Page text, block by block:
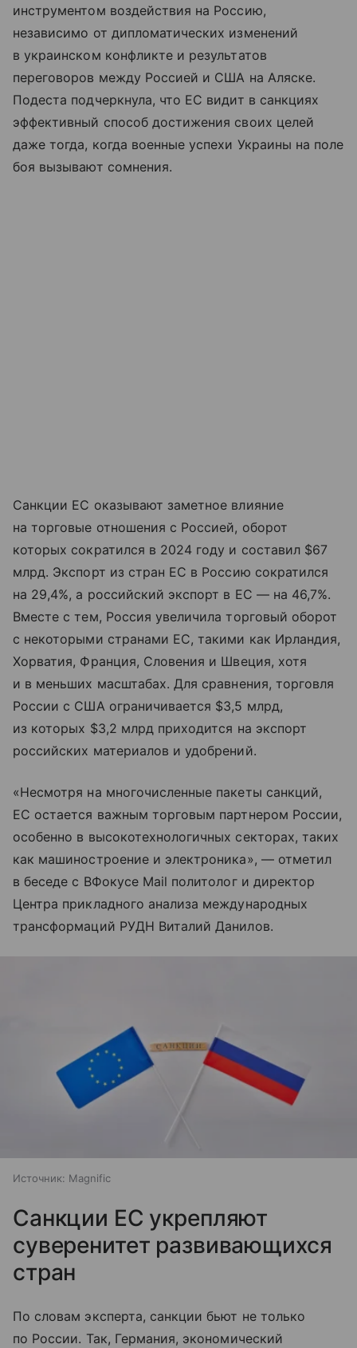
инструментом воздействия на Россию,
независимо от дипломатических изменений
в украинском конфликте и результатов
переговоров между Россией и США на Аляске.
Подеста подчеркнула, что ЕС видит в санкциях
эффективный способ достижения своих целей
даже тогда, когда военные успехи Украины на поле
боя вызывают сомнения.
Санкции ЕС оказывают заметное влияние
на торговые отношения с Россией, оборот
которых сократился в 2024 году и составил $67
млрд. Экспорт из стран ЕС в Россию сократился
на 29,4%, а российский экспорт в ЕС — на 46,7%.
Вместе с тем, Россия увеличила торговый оборот
с некоторыми странами ЕС, такими как Ирландия,
Хорватия, Франция, Словения и Швеция, хотя
и в меньших масштабах. Для сравнения, торговля
России с США ограничивается $3,5 млрд,
из которых $3,2 млрд приходится на экспорт
российских материалов и удобрений.
«Несмотря на многочисленные пакеты санкций,
ЕС остается важным торговым партнером России,
особенно в высокотехнологичных секторах, таких
как машиностроение и электроника», — отметил
в беседе с ВФокусе Mail политолог и директор
Центра прикладного анализа международных
трансформаций РУДН Виталий Данилов.
Источник: Magnific
Санкции ЕС укрепляют
суверенитет развивающихся
стран
По словам эксперта, санкции бьют не только
по России. Так, Германия, экономический